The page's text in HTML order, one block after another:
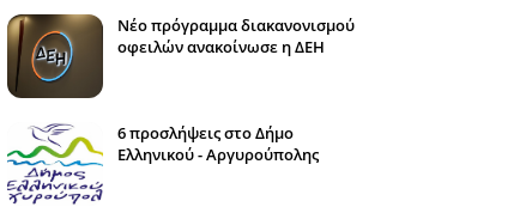
Νέο πρόγραμμα διακανονισμού
οφειλών ανακοίνωσε η ΔΕΗ
6 προσλήψεις στο Δήμο
Ελληνικού - Αργυρούπολης